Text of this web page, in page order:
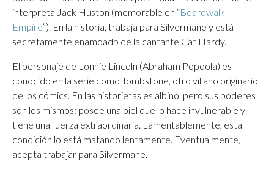
interpreta Jack Huston (memorable en “Boardwalk
Empire”). En la historia, trabaja para Silvermane y está
secretamente enamoadp de la cantante Cat Hardy.
El personaje de Lonnie Lincoln (Abraham Popoola) es
conocido en la serie como Tombstone, otro villano originario
de los cómics. En las historietas es albino, pero sus poderes
son los mismos: posee una piel que lo hace invulnerable y
tiene una fuerza extraordinaria. Lamentablemente, esta
condición lo está matando lentamente. Eventualmente,
acepta trabajar para Silvermane.